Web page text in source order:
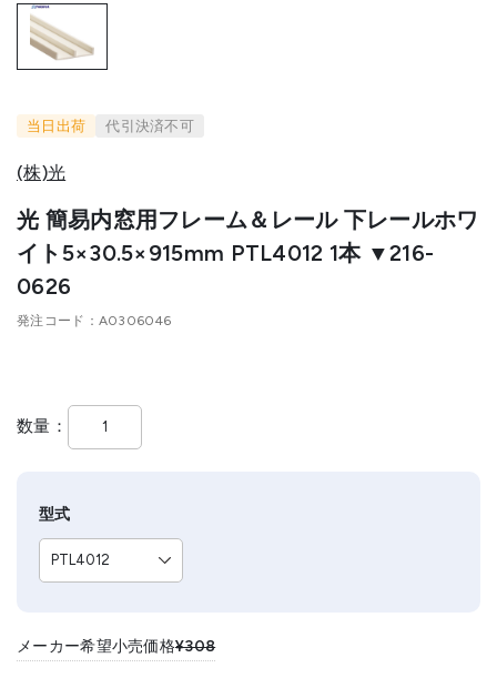
当日出荷 代引決済不可
(株)光
光 簡易内窓用フレーム＆レール 下レールホワ
イト5×30.5×915mm PTL4012 1本 ▼216-
0626
発注コード A0306046
数量
型式
メーカー希望小売価格¥308